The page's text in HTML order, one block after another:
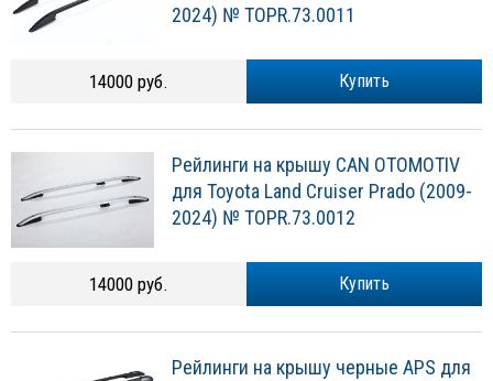
2024) № TOPR.73.0011
Купить
14000 руб.
Рейлинги на крышу CAN OTOMOTIV
для Toyota Land Cruiser Prado (2009-
2024) № TOPR.73.0012
Купить
14000 руб.
Рейлинги на крышу черные APS для